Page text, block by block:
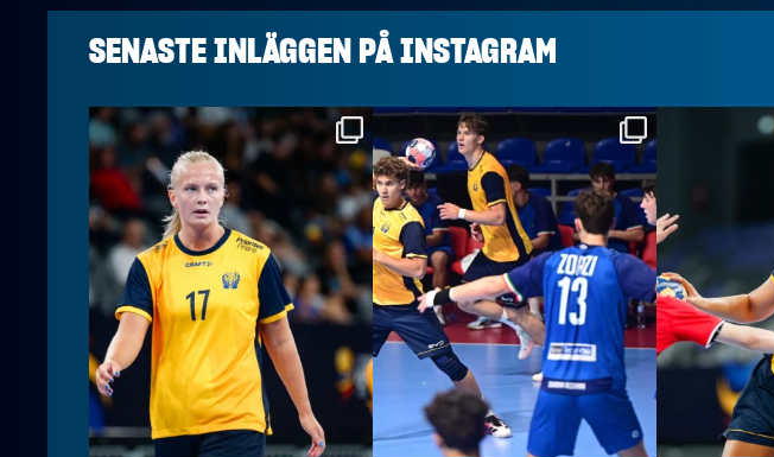
SENASTE INLÄGGEN PÅINSTAGRAM
handbollslandslaget
Aug 4
handbollslandslaget
Aug 4